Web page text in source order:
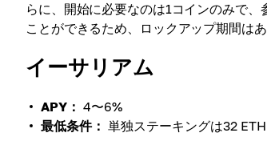
らに、開始に必要なのは1コインのみで
ことができるため、ロックアップ期間はあ
イーサリアム
APY： 4〜6%
最低条件： 単独ステーキングは32